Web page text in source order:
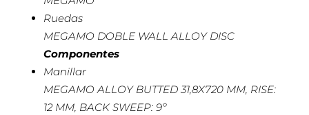
Ruedas
MEGAMO DOBLE WALL ALLOY DISC
Componentes
Manillar
MEGAMO ALLOY BUTTED 31,8X720 MM, RISE:
12 MM, BACK SWEEP: 9º